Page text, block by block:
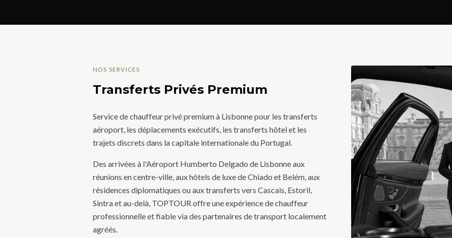
NOS SERVICES
Transferts Privés Premium
Service de chauffeur privé premium à Lisbonne pour les transferts
aéroport, les déplacements exécutifs, les transferts hôtel et les
trajets discrets dans la capitale internationale du Portugal.
Des arrivées à l'Aéroport Humberto Delgado de Lisbonne aux
réunions en centre-ville, aux hôtels de luxe de Chiado et Belém, aux
résidences diplomatiques ou aux transferts vers Cascais, Estoril,
Sintra et au-delà, TOPTOUR offre une expérience de chauffeur
professionnelle et fiable via des partenaires de transport localement
agréés.